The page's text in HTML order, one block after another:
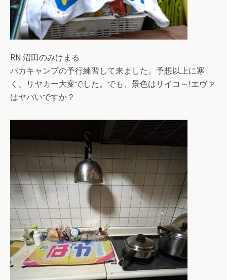
RN 沼田のみけまる
バカキャンプの予行練習して来ました。予想以上に寒
く、リヤカー大変でした。でも、景色はサイコ～!エヴァ
はヤバいですか？